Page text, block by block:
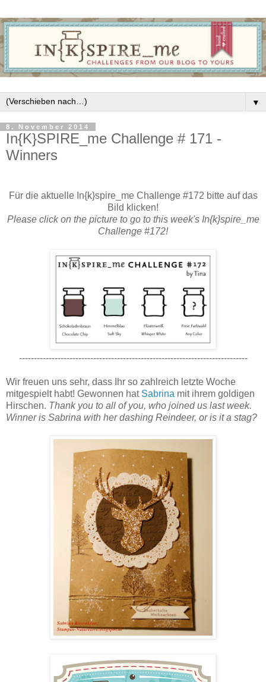
▼
8. November 2014
In{K}SPIRE_me Challenge # 171 -
Winners
Für die aktuelle In{k}spire_me Challenge #172 bitte auf das
Bild klicken!
Please click on the picture to go to this week's In{k}spire_me
Challenge #172!
-----------------------------------------------------------------------------
Wir freuen uns sehr, dass Ihr so zahlreich letzte Woche
mitgespielt habt! Gewonnen hat Sabrina mit ihrem goldigen
Hirschen. Thank you to all of you, who joined us last week.
Winner is Sabrina with her dashing Reindeer, or is it a stag?